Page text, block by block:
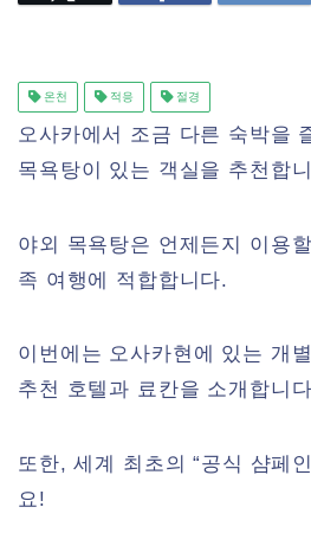
온천 적응 절경
오사카에서 조금 다른 숙박을
목욕탕이 있는 객실을 추천합
야외 목욕탕은 언제든지 이용
족 여행에 적합합니다.
이번에는 오사카현에 있는 개
추천 호텔과 료칸을 소개합니
또한, 세계 최초의 “공식 샴페
요!